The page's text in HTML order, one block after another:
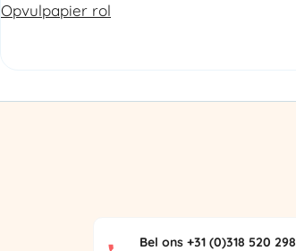
Opvulpapier rol
Bel ons +31 (0)318 520 298